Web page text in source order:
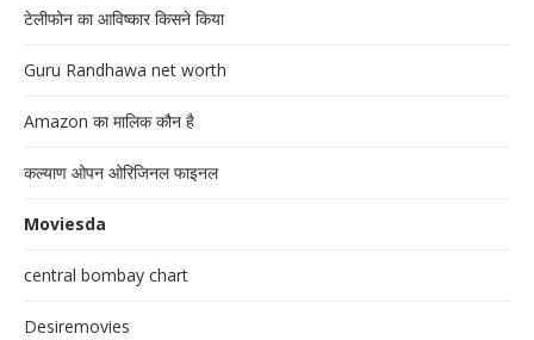
टेलीफोन का आविष्कार किसने किया
Guru Randhawa net worth
Amazon का मालिक कौन है
कल्याण ओपन ओरिजिनल फाइनल
Moviesda
central bombay chart
Desiremovies